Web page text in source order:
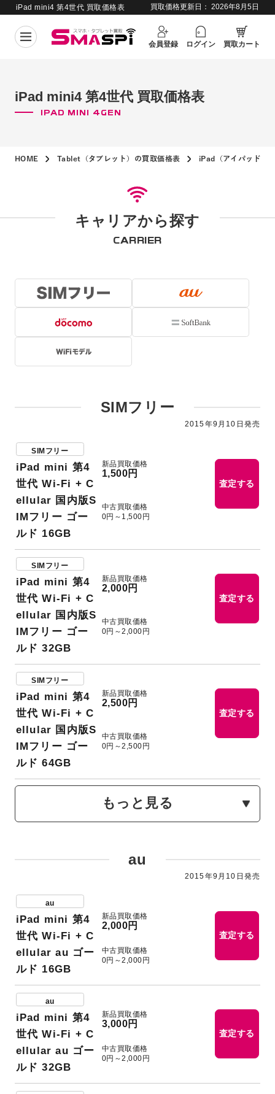
買取価格更新日： 2026年8月5日
iPad mini4 第4世代 買取価格表
会員登録 ログイン 買取カート
iPad mini4 第4世代 買取価格表
IPAD MINI 4GEN
HOME Tablet（タブレット）の買取価格表 iPad（アイパッド）
キャリアから探す
CARRIER
SIMフリー
2015年9月10日発売
SIMフリー
iPad mini 第4
世代 Wi-Fi + C
ellular 国内版S
IMフリー ゴー
ルド 16GB
新品買取価格
1,500円
中古買取価格
0円～1,500円
査定する
SIMフリー
iPad mini 第4
世代 Wi-Fi + C
ellular 国内版S
IMフリー ゴー
ルド 32GB
新品買取価格
2,000円
中古買取価格
0円～2,000円
査定する
SIMフリー
iPad mini 第4
世代 Wi-Fi + C
ellular 国内版S
IMフリー ゴー
ルド 64GB
新品買取価格
2,500円
中古買取価格
0円～2,500円
査定する
もっと見る
au
2015年9月10日発売
au
iPad mini 第4
世代 Wi-Fi + C
ellular au ゴー
ルド 16GB
新品買取価格
2,000円
中古買取価格
0円～2,000円
査定する
au
iPad mini 第4
世代 Wi-Fi + C
ellular au ゴー
ルド 32GB
新品買取価格
3,000円
中古買取価格
0円～2,000円
査定する